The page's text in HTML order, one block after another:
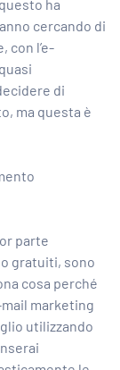
ha
cercando di
con l’e-
di
ma questa è
parte
gratuiti, sono
cosa perché
marketing
utilizzando